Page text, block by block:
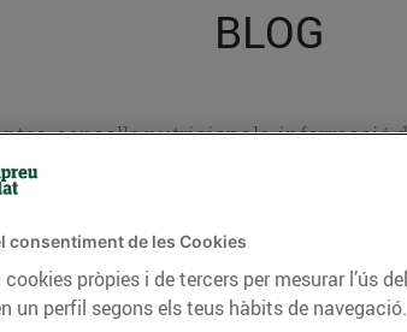
BLOG
consells nutricionals, informació
CONSELLS I HÀBITS SALUDABLES ENERGIA
consentiment de les Cookies
pròpies i de tercers per mesurar l’ús
un perfil segons els teus hàbits de navegació.